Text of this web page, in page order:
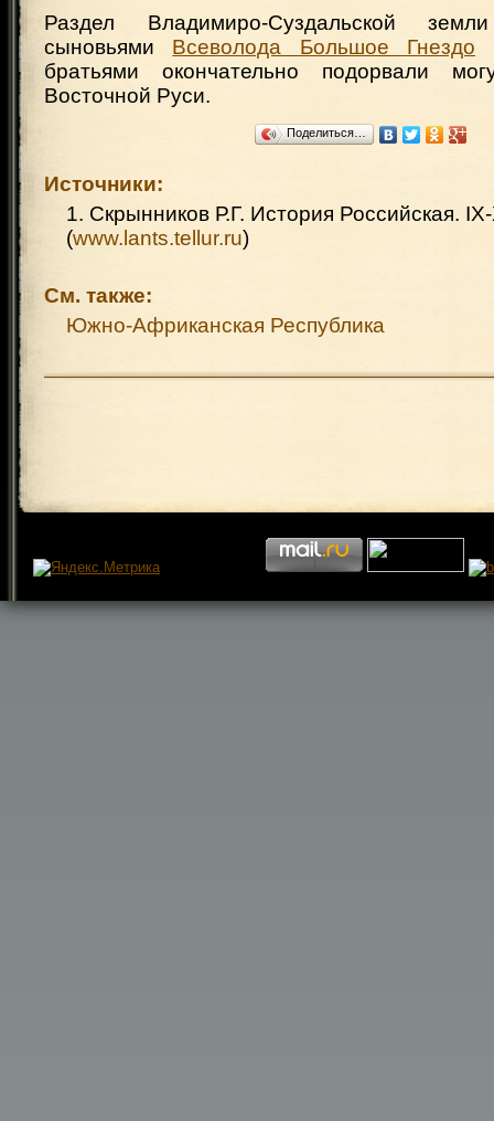
Раздел Владимиро-Суздальской
сыновьями Всеволода Большое Гнездо
братьями окончательно подорвали
Восточной Руси.
Поделиться…
Источники:
1. Скрынников Р.Г. История Российская.
(www.lants.tellur.ru)
См. также:
Южно-Африканская Республика